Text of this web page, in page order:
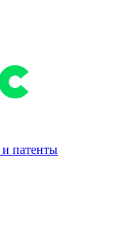
и патенты